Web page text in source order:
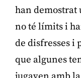
han demostrat
no té límits i
de disfresses i
que algunes